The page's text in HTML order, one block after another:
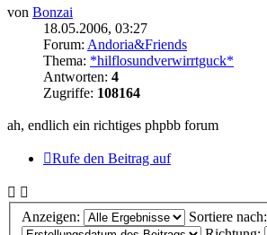
von Bonzai
18.05.2006, 03:27
Forum: Andoria&Friends
Thema: *hilflosundverwirrtguck*
Antworten: 4
Zugriffe: 108164
ah, endlich ein richtiges phpbb forum
Rufe den Beitrag auf
Anzeigen:
Sortiere nach: